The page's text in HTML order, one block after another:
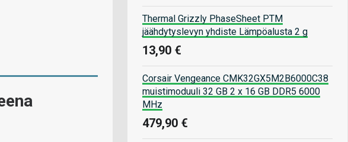
Thermal Grizzly PhaseSheet PTM
jäähdytyslevyn yhdiste Lämpöalusta 2 g
13,90 €
Corsair Vengeance CMK32GX5M2B6000C38
muistimoduuli 32 GB 2 x 16 GB DDR5 6000
MHz
479,90 €